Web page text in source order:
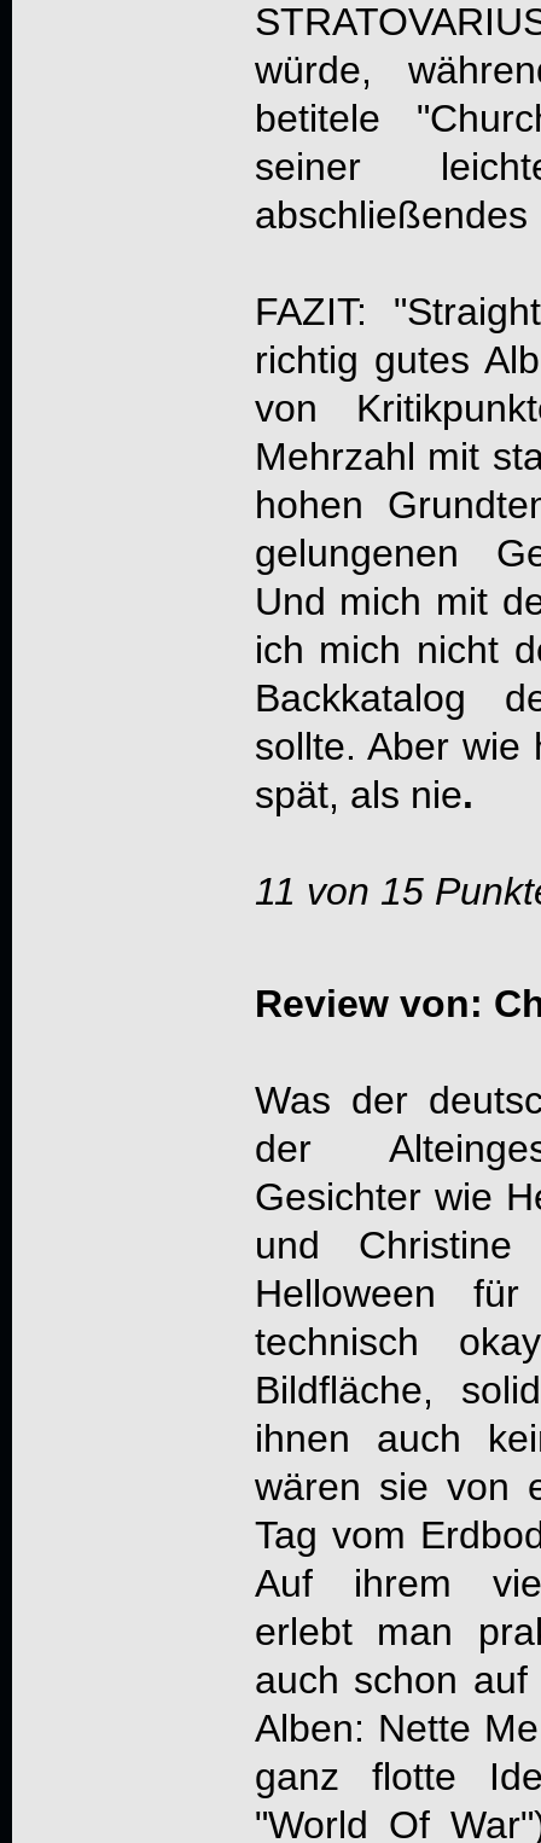
würde,
betitele
seiner
abschließendes
FAZIT:
richtig gutes
von
Mehrzahl mit
hohen
gelungenen
Und mich mit
ich mich nicht
Backkatalog
sollte. Aber wie
spät, als nie.
11 von 15
Review von:
Was der
der
Gesichter wie
und
Helloween
technisch
Bildfläche,
ihnen auch
wären sie von
Tag vom
Auf ihrem
erlebt man
auch schon
Alben: Nette
ganz flotte
"World Of